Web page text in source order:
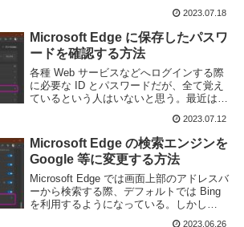
あるのかと思って確認してもほとんど割引
されなかったり、そもそも詳細...
2023.07.18
Microsoft Edge に保存したパスワ
ードを確認する方法
各種 Web サービスなどへログインする際
に必要な ID とパスワードだが、全て覚え
ているという人はいないと思う。最近はセ
いまわしを避けるという常識が浸透してき
ているため、パスワードを一つ一つ覚える
事は...
2023.07.12
Microsoft Edge の検索エンジンを
Google 等に変更する方法
Microsoft Edge では画面上部のアドレスバ
ーから検索する際、デフォルトでは Bing
を利用するようになっている。しかし
Bing よりは Google などの別の検索エンジ
2023.06.26